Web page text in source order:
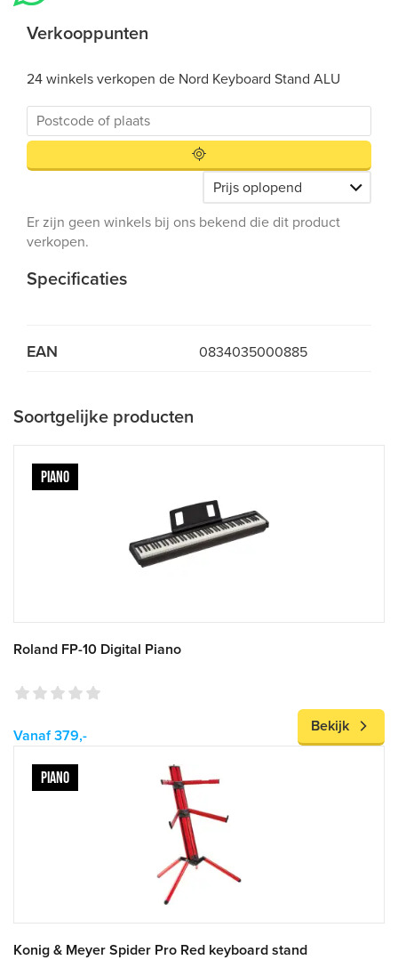
Verkooppunten
24 winkels verkopen de Nord Keyboard Stand ALU
Er zijn geen winkels bij ons bekend die dit product
verkopen.
Specificaties
EAN 0834035000885
Soortgelijke producten
PIANO
Roland FP-10 Digital Piano
Vanaf 379,-
Bekijk
PIANO
Konig & Meyer Spider Pro Red keyboard stand